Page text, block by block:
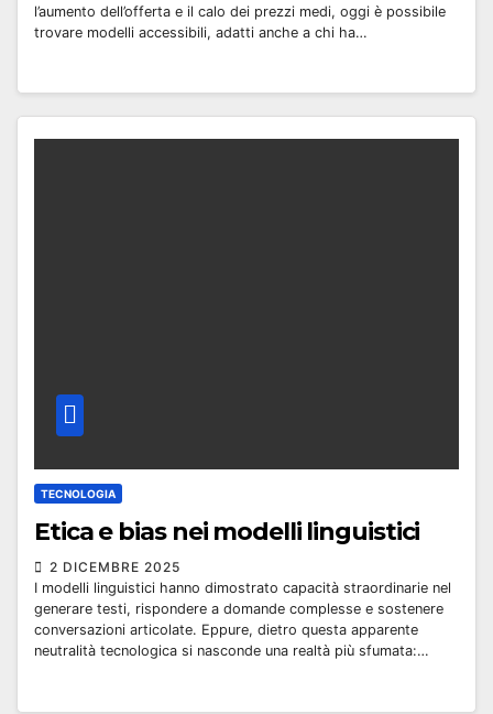
l’aumento dell’offerta e il calo dei prezzi medi, oggi è possibile
trovare modelli accessibili, adatti anche a chi ha…
TECNOLOGIA
Etica e bias nei modelli linguistici
2 DICEMBRE 2025
I modelli linguistici hanno dimostrato capacità straordinarie nel
generare testi, rispondere a domande complesse e sostenere
conversazioni articolate. Eppure, dietro questa apparente
neutralità tecnologica si nasconde una realtà più sfumata:…